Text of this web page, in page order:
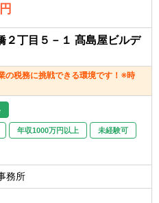
い、組織の成長に貢献できる
コミュニケーション能力が高
担い、若手社員の育成を通じて
直接貢献できます。
信託会計など幅広い金融商品
知識や税務知識を深めることが
（男性：4名、女性：5名）
２丁目５－１ 髙島屋ビルデ
の税務に挑戦できる環境です！※時
年収1000万円以上 未経験可
務所